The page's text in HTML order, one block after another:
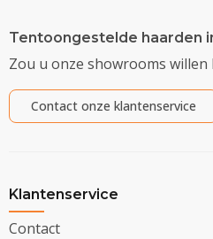
Tentoongestelde haarden
Zou u onze showrooms willen
Contact onze klantenservice
Klantenservice
Contact